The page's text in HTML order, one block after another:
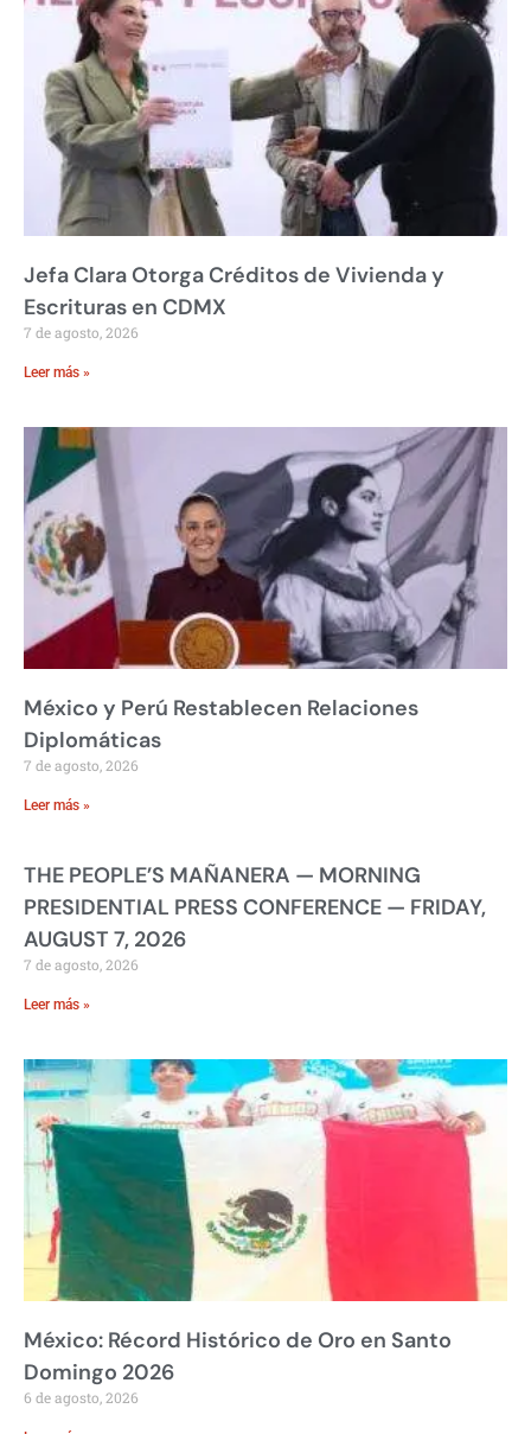
Jefa Clara Otorga Créditos de Vivienda y
Escrituras en CDMX
7 de agosto, 2026
Leer más »
México y Perú Restablecen Relaciones
Diplomáticas
7 de agosto, 2026
Leer más »
THE PEOPLE’S MAÑANERA — MORNING
PRESIDENTIAL PRESS CONFERENCE — FRIDAY,
AUGUST 7, 2026
7 de agosto, 2026
Leer más »
México: Récord Histórico de Oro en Santo
Domingo 2026
6 de agosto, 2026